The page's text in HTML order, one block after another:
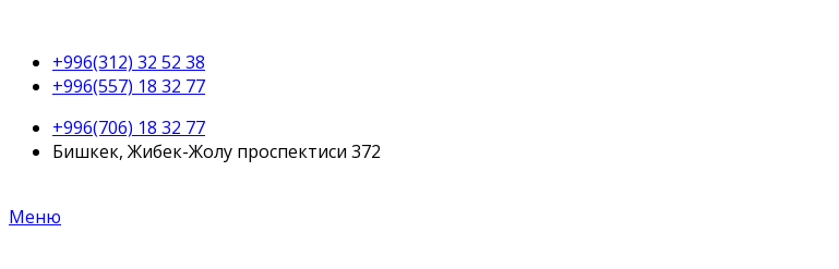
+996(312) 32 52 38
+996(557) 18 32 77
+996(706) 18 32 77
Бишкек, Жибек-Жолу проспектиси 372
Меню